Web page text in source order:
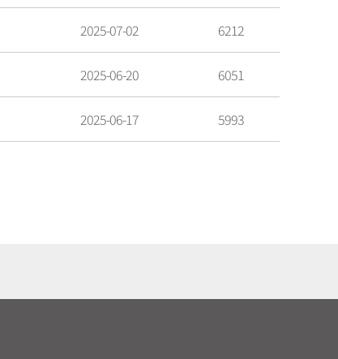
2025-07-02 6212
2025-06-20 6051
2025-06-17 5993